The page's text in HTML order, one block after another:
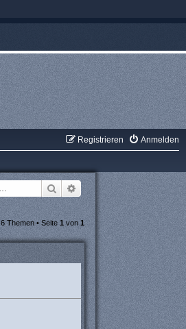
Anmelden
Registrieren
Suche
Erweiterte Suche
6 Themen • Seite1 von1